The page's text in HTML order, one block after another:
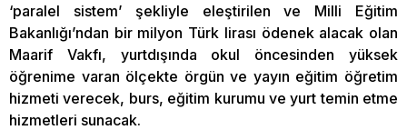
‘paralel sistem’ şekliyle eleştirilen ve Milli Eğitim
Bakanlığı’ndan bir milyon Türk lirası ödenek alacak olan
Maarif Vakfı, yurtdışında okul öncesinden yüksek
öğrenime varan ölçekte örgün ve yayın eğitim öğretim
hizmeti verecek, burs, eğitim kurumu ve yurt temin etme
hizmetleri sunacak.